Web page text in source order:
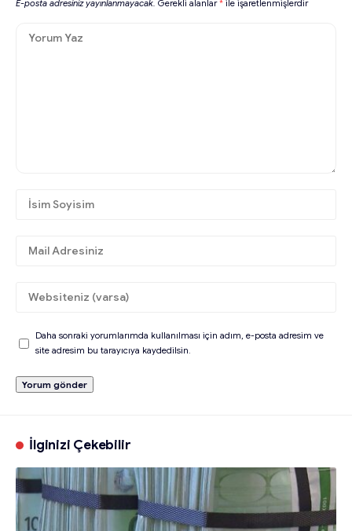
E-posta adresiniz yayınlanmayacak. Gerekli alanlar* ile işaretlenmişlerdir
Daha sonraki yorumlarımda kullanılması için adım, e-posta adresim ve
site adresim bu tarayıcıya kaydedilsin.
İlginizi Çekebilir